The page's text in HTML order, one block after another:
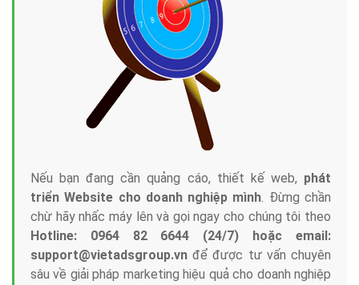
Nếu bạn đang cần quảng cáo, thiết kế web, phát
triển Website cho doanh nghiệp mình. Đừng chần
chừ hãy nhấc máy lên và gọi ngay cho chúng tôi theo
Hotline: 0964 82 6644 (24/7) hoặc email:
support@vietadsgroup.vn để được tư vấn chuyên
sâu về giải pháp marketing hiệu quả cho doanh nghiệp